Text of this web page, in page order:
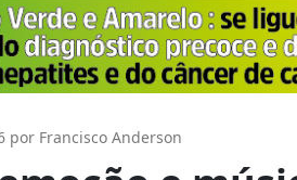
por Francisco Anderson